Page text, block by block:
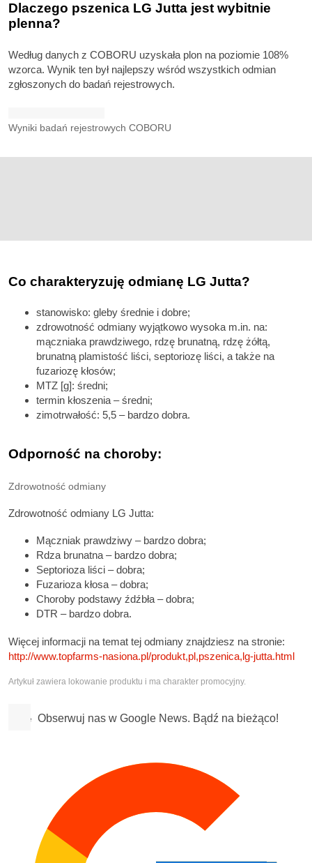
Dlaczego pszenica LG Jutta jest wybitnie
plenna?
Według danych z COBORU uzyskała plon na poziomie 108%
wzorca. Wynik ten był najlepszy wśród wszystkich odmian
zgłoszonych do badań rejestrowych.
Wyniki badań rejestrowych COBORU
Co charakteryzuję odmianę LG Jutta?
stanowisko: gleby średnie i dobre;
zdrowotność odmiany wyjątkowo wysoka m.in. na:
mączniaka prawdziwego, rdzę brunatną, rdzę żółtą,
brunatną plamistość liści, septoriozę liści, a także na
fuzariozę kłosów;
MTZ [g]: średni;
termin kłoszenia – średni;
zimotrwałość: 5,5 – bardzo dobra.
Odporność na choroby:
Zdrowotność odmiany
Zdrowotność odmiany LG Jutta:
Mączniak prawdziwy – bardzo dobra;
Rdza brunatna – bardzo dobra;
Septorioza liści – dobra;
Fuzarioza kłosa – dobra;
Choroby podstawy źdźbła – dobra;
DTR – bardzo dobra.
Więcej informacji na temat tej odmiany znajdziesz na stronie:
http://www.topfarms-nasiona.pl/produkt,pl,pszenica,lg-jutta.html
Artykuł zawiera lokowanie produktu i ma charakter promocyjny.
Obserwuj nas w Google News. Bądź na bieżąco!